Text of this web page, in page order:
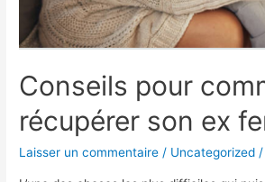
Conseils pour
récupérer son ex
Laisser un commentaire / Uncategorized